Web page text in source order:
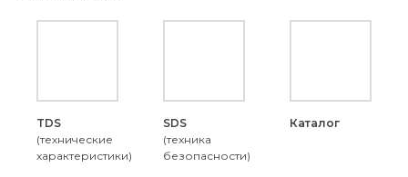
TDS
(технические
характеристики)
SDS
(техника
безопасности)
Каталог